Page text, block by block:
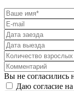
Вы не согласились
Даю согласие на